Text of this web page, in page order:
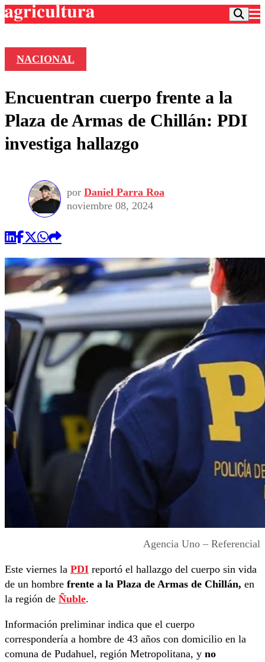
Frecuencias
Agricultura TV
Deportes
Colo Colo
Seleccion Chilena
Torneo Internacional
Universidad de Chile
Entretención
Economía
Internacional
Sustentabilidad
Publicaciones en medios
Opinión
NACIONAL
Encuentran cuerpo frente a la
Plaza de Armas de Chillán: PDI
investiga hallazgo
por Daniel Parra Roa
noviembre 08, 2024
Agencia Uno – Referencial
Este viernes la PDI reportó el hallazgo del cuerpo sin vida
de un hombre frente a la Plaza de Armas de Chillán, en
la región de Ñuble.
Información preliminar indica que el cuerpo
correspondería a hombre de 43 años con domicilio en la
comuna de Pudahuel, región Metropolitana, y no